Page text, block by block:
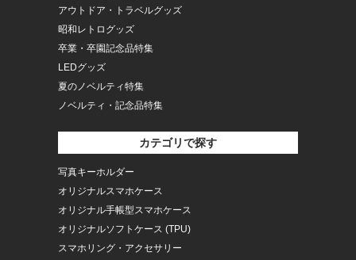
アウトドア・トラベルグッズ
昭和レトログッズ
卒業・卒園記念品特集
LEDグッズ
夏のノベルティ特集
ノベルティ・記念品特集
カテゴリで探す
写真キーホルダー
オリジナルスマホケース
オリジナル手帳型スマホケース
オリジナルソフトケース (TPU)
スマホリング・アクセサリー